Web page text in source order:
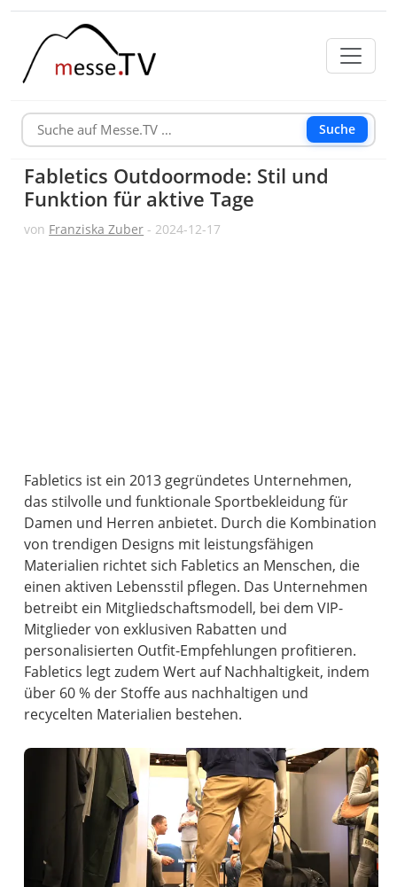
Suche
Fabletics Outdoormode: Stil und
Funktion für aktive Tage
von Franziska Zuber - 2024-12-17
Fabletics ist ein 2013 gegründetes Unternehmen,
das stilvolle und funktionale Sportbekleidung für
Damen und Herren anbietet. Durch die Kombination
von trendigen Designs mit leistungsfähigen
Materialien richtet sich Fabletics an Menschen, die
einen aktiven Lebensstil pflegen. Das Unternehmen
betreibt ein Mitgliedschaftsmodell, bei dem VIP-
Mitglieder von exklusiven Rabatten und
personalisierten Outfit-Empfehlungen profitieren.
Fabletics legt zudem Wert auf Nachhaltigkeit, indem
über 60 % der Stoffe aus nachhaltigen und
recycelten Materialien bestehen.